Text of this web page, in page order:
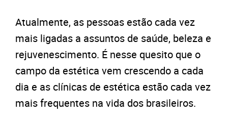
Atualmente, as pessoas estão cada vez
mais ligadas a assuntos de saúde, beleza e
rejuvenescimento. É nesse quesito que o
campo da estética vem crescendo a cada
dia e as clínicas de estética estão cada vez
mais frequentes na vida dos brasileiros.